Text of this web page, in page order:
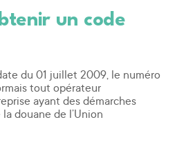
un code
du 01 juillet 2009, le numéro
tout opérateur
ayant des démarches
douane de l’Union